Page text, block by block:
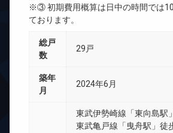
※③ 初期費用概算は日中の時間では
ております。
総戸
数
29戸
築年
月
2024年6月
東武伊勢崎線「東向島駅
東武亀戸線「曳舟駅」徒